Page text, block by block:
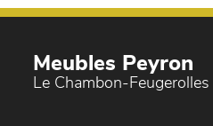
Meubles Peyron
Le Chambon-Feugerolles